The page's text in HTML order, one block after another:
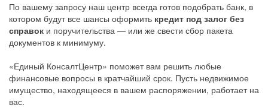
По вашему запросу наш центр всегда готов подобрать банк, в
котором будут все шансы оформить кредит под залог без
справок и поручительства — или же свести сбор пакета
документов к минимуму.
«Единый КонсалтЦентр» поможет вам решить любые
финансовые вопросы в кратчайший срок. Пусть недвижимое
имущество, находящееся в вашем распоряжении, работает на
вас.